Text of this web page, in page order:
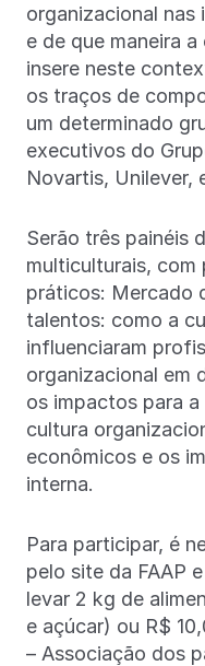
organizacional
e de que maneira
insere neste
os traços de
um determinado
executivos do
Novartis, Unilever,
Serão três painéis
multiculturais, com
práticos: Mercado
talentos: como a
influenciaram
organizacional em
os impactos para
cultura
econômicos e os
interna.
Para participar, é
pelo site da FAAP
levar 2 kg de
e açúcar) ou R$
– Associação dos